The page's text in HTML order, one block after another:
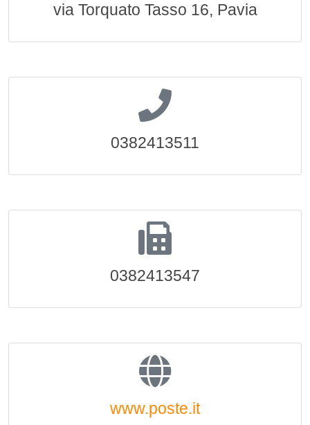
via Torquato Tasso 16, Pavia
0382413511
0382413547
www.poste.it